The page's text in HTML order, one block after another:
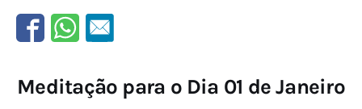
Meditação para o Dia 01 de Janeiro